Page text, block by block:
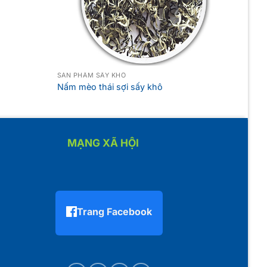
SẢN PHẨM SẤY KHÔ
Nấm mèo thái sợi sấy khô
MẠNG XÃ HỘI
Trang Facebook